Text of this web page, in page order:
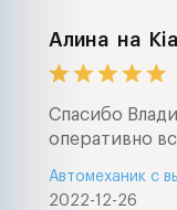
Алина на Kia
Спасибо
оперативно
2022-12-26
Автомеханик с